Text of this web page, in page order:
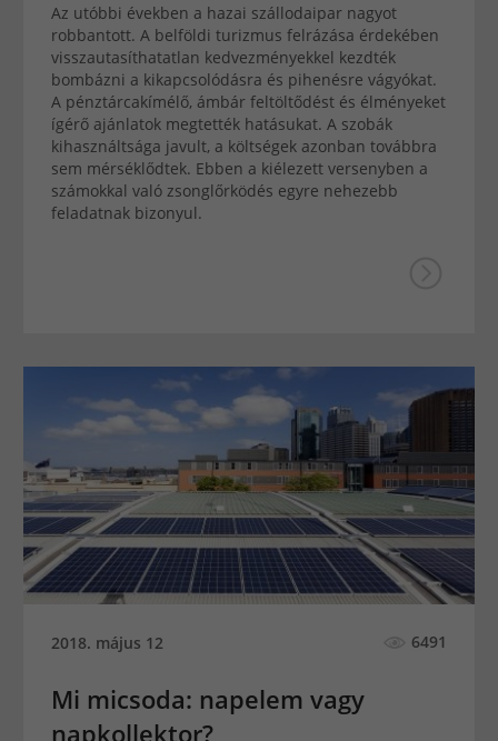
Az utóbbi években a hazai szállodaipar nagyot
robbantott. A belföldi turizmus felrázása érdekében
visszautasíthatatlan kedvezményekkel kezdték
bombázni a kikapcsolódásra és pihenésre vágyókat.
A pénztárcakímélő, ámbár feltöltődést és élményeket
ígérő ajánlatok megtették hatásukat. A szobák
kihasználtsága javult, a költségek azonban továbbra
sem mérséklődtek. Ebben a kiélezett versenyben a
számokkal való zsonglőrködés egyre nehezebb
feladatnak bizonyul.
2018. május 12 6491
Mi micsoda: napelem vagy
napkollektor?